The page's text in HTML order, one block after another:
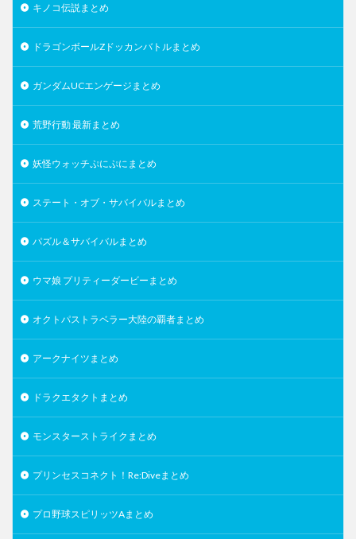
キノコ伝説まとめ
ドラゴンボールZドッカンバトルまとめ
ガンダムUCエンゲージまとめ
荒野行動 最新まとめ
妖怪ウォッチぷにぷにまとめ
ステート・オブ・サバイバルまとめ
パズル＆サバイバルまとめ
ウマ娘 プリティーダービーまとめ
オクトパストラベラー大陸の覇者まとめ
アークナイツまとめ
ドラクエタクトまとめ
モンスターストライクまとめ
プリンセスコネクト！Re:Diveまとめ
プロ野球スピリッツAまとめ